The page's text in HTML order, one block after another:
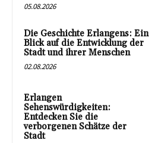
05.08.2026
Die Geschichte Erlangens: Ein
Blick auf die Entwicklung der
Stadt und ihrer Menschen
02.08.2026
Erlangen
Sehenswürdigkeiten:
Entdecken Sie die
verborgenen Schätze der
Stadt